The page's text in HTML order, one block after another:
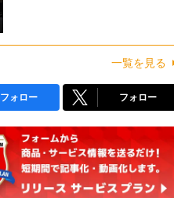
一覧を見る
フォロー フォロー